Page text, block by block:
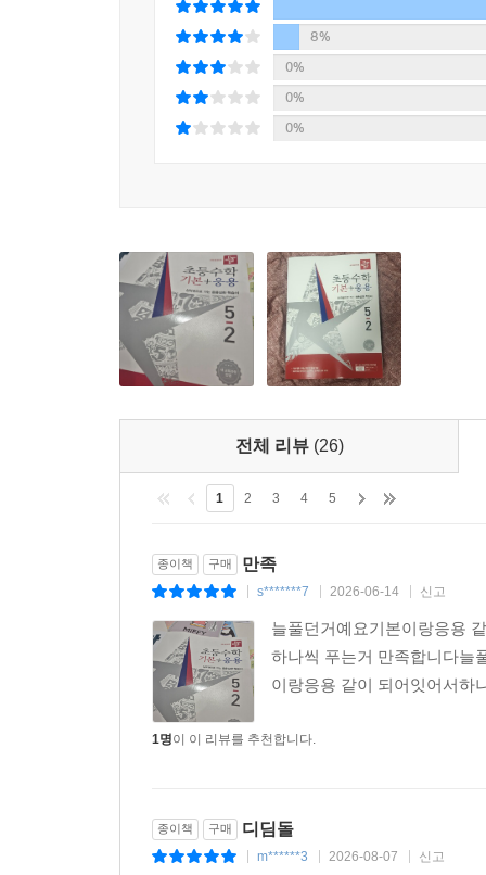
8%
0%
0%
0%
전체 리뷰 (26)
1 2 3 4 5
종이책 구매 만족
s*******7 2026-06-14 신고
늘풀던거예요기본이랑응용
하나씩 푸는거 만족합니다늘
이랑응용 같이 되어잇어서하
1명이 이 리뷰를 추천합니다.
종이책 구매 디딤돌
m******3 2026-08-07 신고